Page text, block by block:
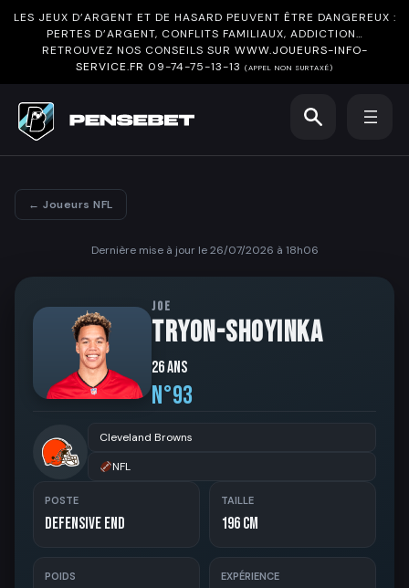
LES JEUX D’ARGENT ET DE HASARD PEUVENT ÊTRE DANGEREUX :
PERTES D’ARGENT, CONFLITS FAMILIAUX, ADDICTION…
RETROUVEZ NOS CONSEILS SUR WWW.JOUEURS-INFO-
SERVICE.FR 09-74-75-13-13 (APPEL NON SURTAXÉ)
← Joueurs NFL
Dernière mise à jour le 26/07/2026 à 18h06
JOE
TRYON-SHOYINKA
26 ans
N°93
Cleveland Browns
NFL
POSTE
Defensive End
TAILLE
196 cm
POIDS EXPÉRIENCE